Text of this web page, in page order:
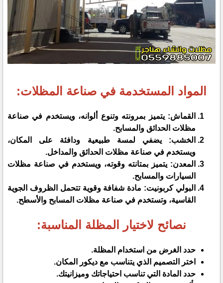
المواد المستخدمة في صناعة المظلات:
القماش: يتميز بمرونته وتنوع ألوانه، ويستخدم في صناعة
مظلات الحدائق والمسابح.
الخشب: يضفي لمسة طبيعية ودافئة على المكان،
ويستخدم في صناعة مظلات الحدائق والمداخل.
المعدن: يتميز بمتانته وقوته، ويستخدم في صناعة مظلات
السيارات والمسابح.
البولي كربونيت: مادة شفافة وقوية تتحمل الظروف الجوية
القاسية، وتستخدم في صناعة مظلات المسابح والأسطح.
نصائح لاختيار المظلة المناسبة:
حدد الغرض من استخدام المظلة.
اختر التصميم الذي يتناسب مع ديكور المكان.
حدد المادة التي تناسب احتياجاتك وميزانيتك.